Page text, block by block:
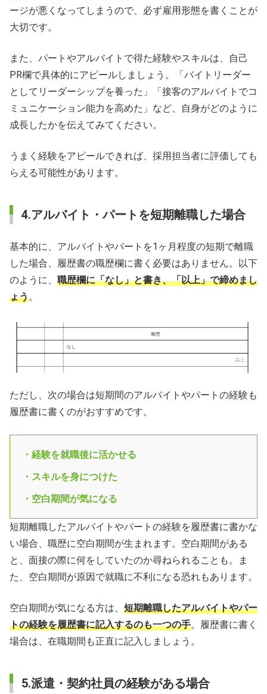
ージが悪くなってしまうので、必ず雇用形態を書くことが
大切です。
また、パートやアルバイトで得た経験やスキルは、自己
PR欄で具体的にアピールしましょう。「バイトリーダー
としてリーダーシップを養った」「接客のアルバイトでコ
ミュニケーション能力を高めた」など、自身がどのように
成長したかを伝えてみてください。
うまく経験をアピールできれば、採用担当者に評価しても
らえる可能性があります。
4.アルバイト・パートを短期離職した場合
基本的に、アルバイトやパートを1ヶ月程度の短期で離職
した場合、履歴書の職歴欄に書く必要はありません。以下
のように、 職歴欄に「なし」と書き、「以上」で締めまし
ょう。
ただし、次の場合は短期間のアルバイトやパートの経験も
履歴書に書くのがおすすめです。
・経験を就職後に活かせる
・スキルを身につけた
・空白期間が気になる
短期離職したアルバイトやパートの経験を履歴書に書かな
い場合、職歴に空白期間が生まれます。空白期間がある
と、面接の際に何をしていたのか尋ねられることも。ま
た、空白期間が原因で就職に不利になる恐れもあります。
空白期間が気になる方は、 短期離職したアルバイトやパー
トの経験を履歴書に記入するのも一つの手。履歴書に書く
場合は、在職期間も正直に記入しましょう。
5.派遣・契約社員の経験がある場合